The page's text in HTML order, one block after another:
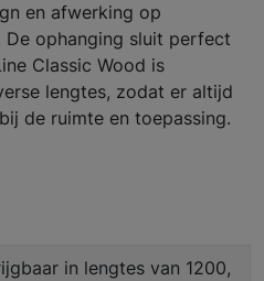
en afwerking op
ophanging sluit perfect
Classic Wood is
lengtes, zodat er altijd
de ruimte en toepassing.
in lengtes van 1200,